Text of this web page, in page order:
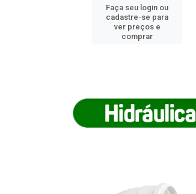
Faça seu login ou
cadastre-se para
ver preços e
comprar